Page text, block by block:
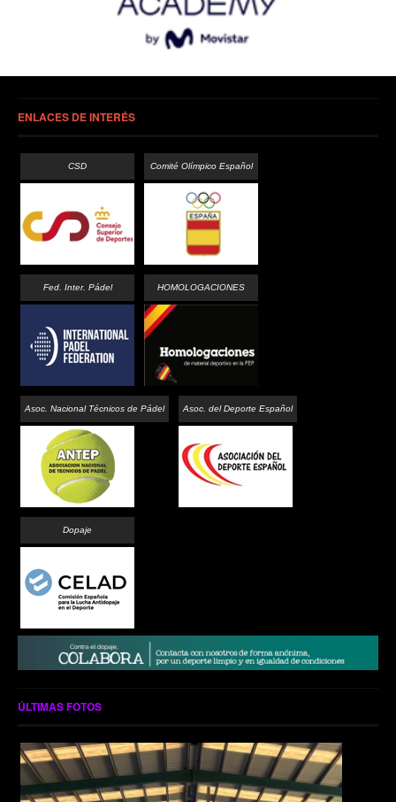
ENLACES DE INTERÉS
CSD Comité Olímpico Español
Fed. Inter. Pádel HOMOLOGACIONES
Asoc. Nacional Técnicos de Pádel Asoc. del Deporte Español
Dopaje
ÚLTIMAS FOTOS